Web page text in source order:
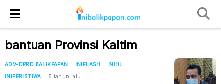
bantuan Provinsi Kaltim
ADV-DPRD BALIKPAPAN INIFLASH
INIHL
INIPERISTIWA
5 tahun lalu